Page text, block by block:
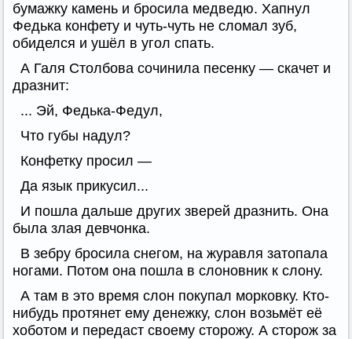
бумажку камень и бросила медведю. Хапнул
Федька конфету и чуть-чуть не сломал зуб,
обиделся и ушёл в угол спать.
А Галя Столбова сочинила песенку — скачет и
дразнит:
... Эй, Федька-Федул,
Что губы надул?
Конфетку просил —
Да язык прикусил...
И пошла дальше других зверей дразнить. Она
была злая девчонка.
В зебру бросила снегом, на журавля затопала
ногами. Потом она пошла в слоновник к слону.
А там в это время слон покупал морковку. Кто-
нибудь протянет ему денежку, слон возьмёт её
хоботом и передаст своему сторожу. А сторож за